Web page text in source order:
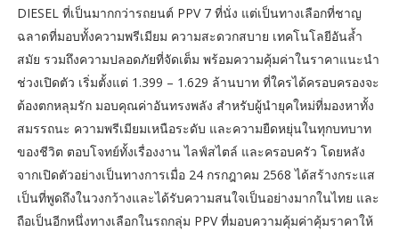
DIESEL ที่เป็นมากกว่ารถยนต์ PPV 7 ที่นั่ง แต่เป็นทางเลือกที่ชาญ
ฉลาดที่มอบทั้งความพรีเมียม ความสะดวกสบาย เทคโนโลยีอันล้ำ
สมัย รวมถึงความปลอดภัยที่จัดเต็ม พร้อมความคุ้มค่าในราคาแนะนำ
ช่วงเปิดตัว เริ่มตั้งแต่ 1.399 – 1.629 ล้านบาท ที่ใครได้ครอบครองจะ
ต้องตกหลุมรัก มอบคุณค่าอันทรงพลัง สำหรับผู้นำยุคใหม่ที่มองหาทั้ง
สมรรถนะ ความพรีเมียมเหนือระดับ และความยืดหยุ่นในทุกบทบาท
ของชีวิต ตอบโจทย์ทั้งเรื่องงาน ไลฟ์สไตล์ และครอบครัว โดยหลัง
จากเปิดตัวอย่างเป็นทางการเมื่อ 24 กรกฎาคม 2568 ได้สร้างกระแส
เป็นที่พูดถึงในวงกว้างและได้รับความสนใจเป็นอย่างมากในไทย และ
ถือเป็นอีกหนึ่งทางเลือกในรถกลุ่ม PPV ที่มอบความคุ้มค่าคุ้มราคาให้